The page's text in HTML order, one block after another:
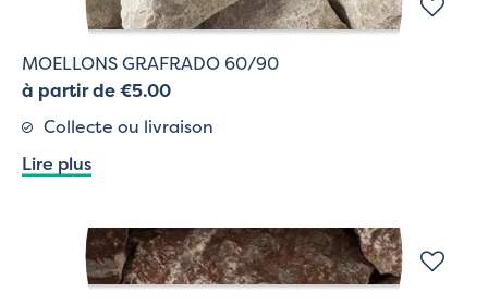
MOELLONS GRAFRADO 60/90
à partir de €5.00
Collecte ou livraison
Lire plus